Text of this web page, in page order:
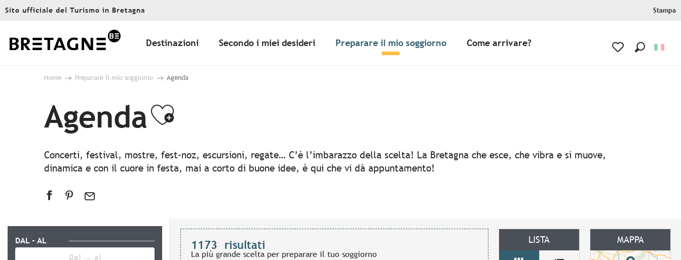
Aller
principal
Sito ufficiale del Turismo in Bretagna Stampa
Destinazioni Secondo i miei desideri Preparare il mio soggiorno Come arrivare?
Home Preparare il mio soggiorno Agenda
AgendaAjouter aux favoris
Concerti, festival, mostre, fest-noz, escursioni, regate… C’è l’imbarazzo della scelta! La Bretagna che esce, che vibra e si muove,
dinamica e con il cuore in festa, mai a corto di buone idee, è qui che vi dà appuntamento!
DAL - AL 1173 risultati
La più grande scelta per preparare il tuo soggiorno
LISTA MAPPA